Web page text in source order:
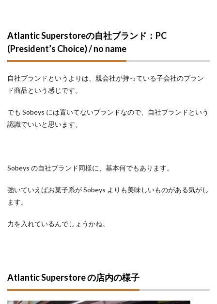
Atlantic Superstoreの自社ブランド：PC
(President’s Choice) / no name
自社ブランドというよりは、親会社が持っている子会社のブラン
ド商品という感じです。
でも Sobeys には置いてないブランドなので、自社ブランドという
認識でいいと思います。
Sobeys の自社ブランド同様に、基本何でもあります。
強いていえばお菓子系が Sobeys よりも美味しいものがある気がし
ます。
力を入れているんでしょうかね。
Atlantic Superstore の店内の様子